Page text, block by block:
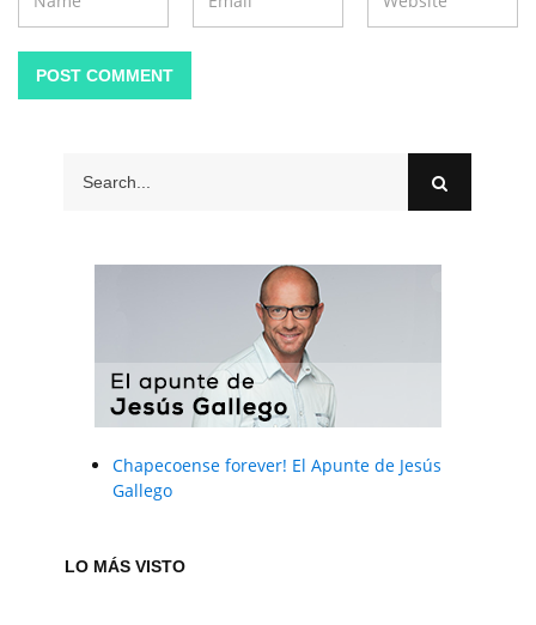
POST COMMENT
Chapecoense forever! El Apunte de Jesús
Gallego
LO MÁS VISTO